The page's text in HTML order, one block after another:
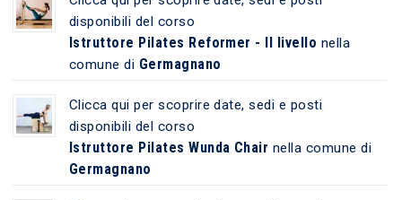
disponibili del corso
Istruttore Pilates Reformer - II livello nella
comune di Germagnano
Clicca qui per scoprire date, sedi e posti
disponibili del corso
Istruttore Pilates Wunda Chair nella comune di
Germagnano